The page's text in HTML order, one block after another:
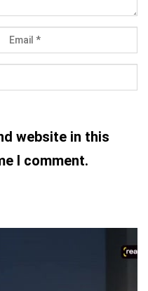
website in this
I comment.